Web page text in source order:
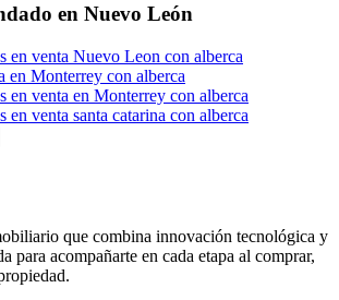
en Nuevo León
en venta Nuevo Leon con alberca
en Monterrey con alberca
en venta en Monterrey con alberca
en venta santa catarina con alberca
que combina innovación tecnológica y
para acompañarte en cada etapa al comprar,